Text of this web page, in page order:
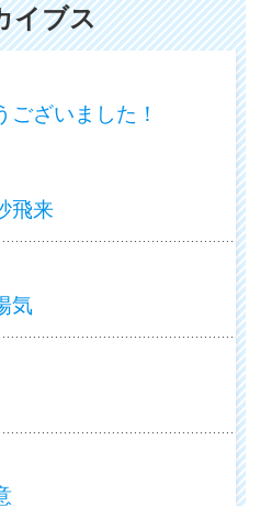
イブス
ざいました！
飛来
気